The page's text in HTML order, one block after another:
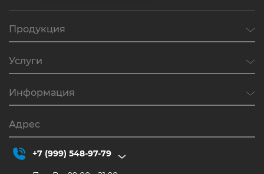
Продукция
Услуги
Информация
Адрес
+7 (999) 548-97-79